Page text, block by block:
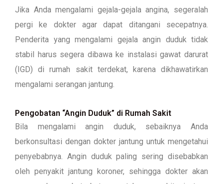
Jika Anda mengalami gejala-gejala angina, segeralah
pergi ke dokter agar dapat ditangani secepatnya.
Penderita yang mengalami gejala angin duduk tidak
stabil harus segera dibawa ke instalasi gawat darurat
(IGD) di rumah sakit terdekat, karena dikhawatirkan
mengalami serangan jantung.
Pengobatan “Angin Duduk” di Rumah Sakit
Bila mengalami angin duduk, sebaiknya Anda
berkonsultasi dengan dokter jantung untuk mengetahui
penyebabnya. Angin duduk paling sering disebabkan
oleh penyakit jantung koroner, sehingga dokter akan